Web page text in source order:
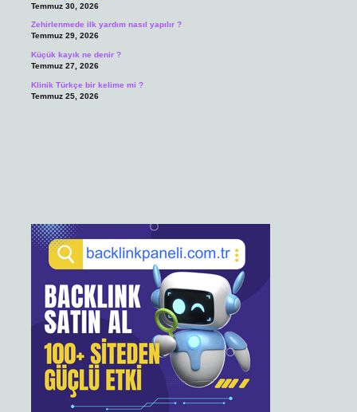
Temmuz 30, 2026
Zehirlenmede ilk yardım nasıl yapılır ?
Temmuz 29, 2026
Küçük kayık ne denir ?
Temmuz 27, 2026
Klinik Türkçe bir kelime mi ?
Temmuz 25, 2026